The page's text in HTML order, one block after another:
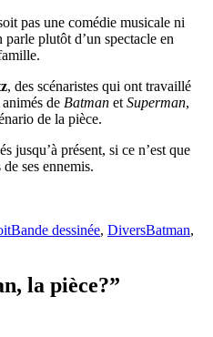
pas une comédie musicale ni
plutôt d’un spectacle en
, des scénaristes qui ont travaillé
de Batman et Superman,
de la pièce.
jusqu’à présent, si ce n’est que
ses ennemis.
Catégories
Bande dessinée, DiversÉtiquettes
Batman,
la pièce?”